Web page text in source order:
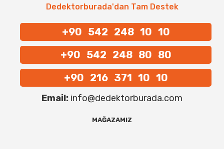
Dedektorburada'dan Tam Destek
+90 542 248 10 10
+90 542 248 80 80
+90 216 371 10 10
Email: info@dedektorburada.com
MAĞAZAMIZ